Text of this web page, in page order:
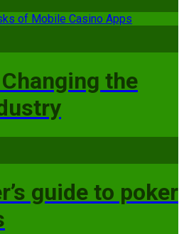
of Mobile Casino Apps
the
guide to poker